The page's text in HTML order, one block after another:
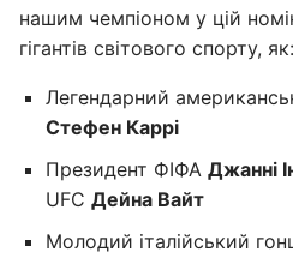
нашим чемпіоном у цій
гігантів світового спорту, як:
Легендарний
Стефен Каррі
Президент ФІФА Джанні
UFC Дейна Вайт
Молодий італійський